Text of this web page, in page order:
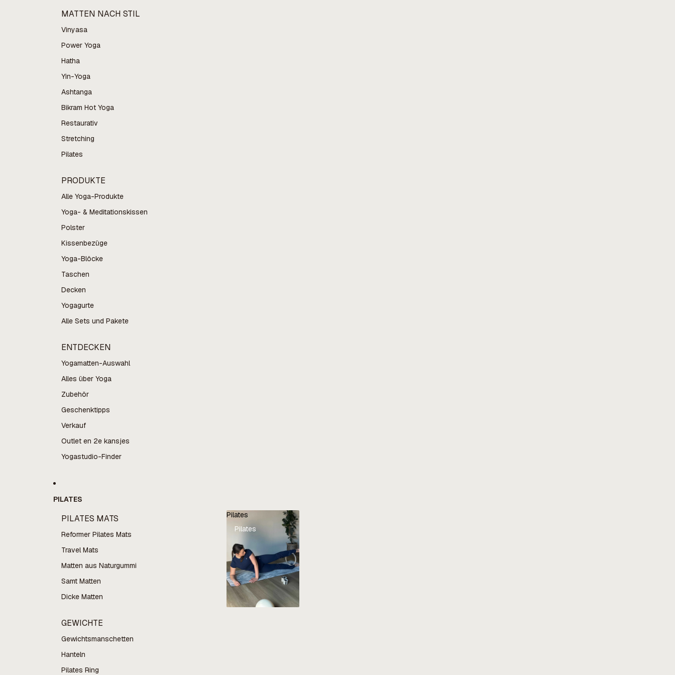
MATTEN NACH STIL
Vinyasa
Power Yoga
Hatha
Yin-Yoga
Ashtanga
Bikram Hot Yoga
Restaurativ
Stretching
Pilates
PRODUKTE
Alle Yoga-Produkte
Yoga- & Meditationskissen
Polster
Kissenbezüge
Yoga-Blöcke
Taschen
Decken
Yogagurte
Alle Sets und Pakete
ENTDECKEN
Yogamatten-Auswahl
Alles über Yoga
Zubehör
Geschenktipps
Verkauf
Outlet en 2e kansjes
Yogastudio-Finder
PILATES
PILATES MATS
Reformer Pilates Mats
Travel Mats
Matten aus Naturgummi
Samt Matten
Dicke Matten
GEWICHTE
Gewichtsmanschetten
Hanteln
Pilates Ring
Pilates
Pilates